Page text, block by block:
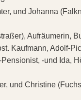
und Johanna
Aufräumerin,
Kaufmann, Adolf-
-und Ida,
und Christine